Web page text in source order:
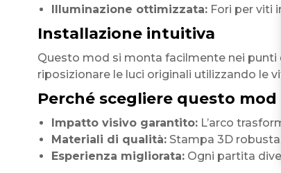
Illuminazione ottimizzata:Fori per viti
Installazione intuitiva
Questo mod si monta facilmente nei punti
riposizionare le luci originali utilizzando le
Perché scegliere questo
Impatto visivo garantito:L’arco
Materiali di qualità:Stampa 3D
Esperienza migliorata:Ogni partita